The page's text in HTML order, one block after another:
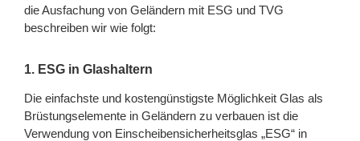
die Ausfachung von Geländern mit ESG und TVG
beschreiben wir wie folgt:
1. ESG in Glashaltern
Die einfachste und kostengünstigste Möglichkeit Glas als
Brüstungselemente in Geländern zu verbauen ist die
Verwendung von Einscheibensicherheitsglas „ESG“ in